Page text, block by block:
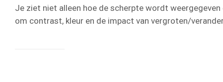
Je ziet niet alleen hoe de scherpte wordt
om contrast, kleur en de impact van vergroten/